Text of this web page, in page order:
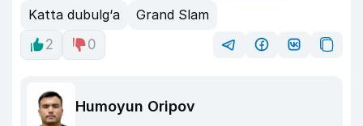
Katta dubulg‘a
Grand Slam
2
0
Humoyun Oripov